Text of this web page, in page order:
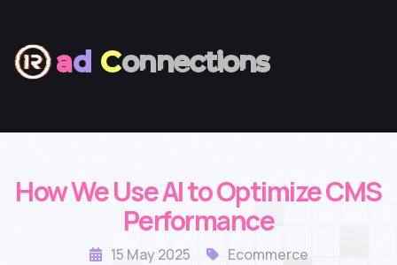
ad Connections
How We Use AI to Optimize CMS
Performance
15 May 2025 Ecommerce